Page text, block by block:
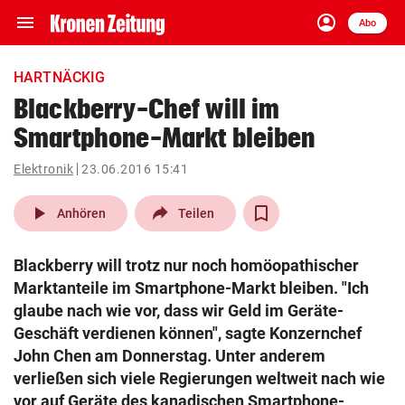
menu Navigation
ein-/ausklappen
account_circle
Anmelden
Abo
close Schließen
account_circle Anmelden
arrow_right
pin_drop
Wien arrow_right
search
Suchbegriff
eingeben
HARTNÄCKIG
Blackberry-Chef will im
Smartphone-Markt bleiben
Elektronik 23.06.2016 15:41
play_arrow Anhören Teilen
Blackberry will trotz nur noch homöopathischer
Marktanteile im Smartphone-Markt bleiben. "Ich
glaube nach wie vor, dass wir Geld im Geräte-
Geschäft verdienen können", sagte Konzernchef
John Chen am Donnerstag. Unter anderem
verließen sich viele Regierungen weltweit nach wie
vor auf Geräte des kanadischen Smartphone-